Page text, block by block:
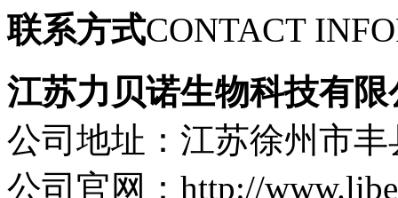
联系方式CONTACT
江苏力贝诺生物科技有限
公司地址：江苏徐州市丰
公司官网：http://